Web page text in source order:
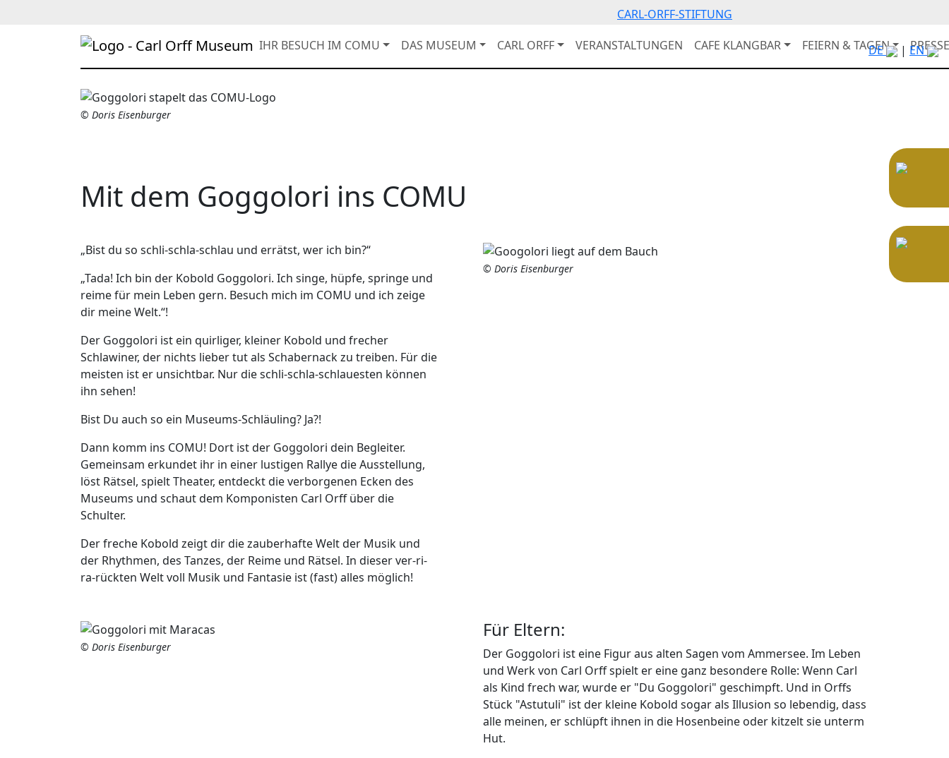
CARL-ORFF-STIFTUNG
IHR BESUCH IM COMU
DAS MUSEUM CARL ORFF VERANSTALTUNGEN CAFE KLANGBAR FEIERN & TAGEN
DE | EN
© Doris Eisenburger
Mit dem Goggolori ins COMU
„Bist du so schli-schla-schlau und errätst, wer ich bin?“
„Tada! Ich bin der Kobold Goggolori. Ich singe, hüpfe, springe und
reime für mein Leben gern. Besuch mich im COMU und ich zeige
dir meine Welt.“!
Der Goggolori ist ein quirliger, kleiner Kobold und frecher
Schlawiner, der nichts lieber tut als Schabernack zu treiben. Für die
meisten ist er unsichtbar. Nur die schli-schla-schlauesten können
ihn sehen!
Bist Du auch so ein Museums-Schläuling? Ja?!
Dann komm ins COMU! Dort ist der Goggolori dein Begleiter.
Gemeinsam erkundet ihr in einer lustigen Rallye die Ausstellung,
löst Rätsel, spielt Theater, entdeckt die verborgenen Ecken des
Museums und schaut dem Komponisten Carl Orff über die
Schulter.
Der freche Kobold zeigt dir die zauberhafte Welt der Musik und
der Rhythmen, des Tanzes, der Reime und Rätsel. In dieser ver-ri-
ra-rückten Welt voll Musik und Fantasie ist (fast) alles möglich!
© Doris Eisenburger
© Doris Eisenburger
Für Eltern:
Der Goggolori ist eine Figur aus alten Sagen vom Ammersee. Im Leben
und Werk von Carl Orff spielt er eine ganz besondere Rolle: Wenn Carl
als Kind frech war, wurde er "Du Goggolori" geschimpft. Und in Orffs
Stück "Astutuli" ist der kleine Kobold sogar als Illusion so lebendig, dass
alle meinen, er schlüpft ihnen in die Hosenbeine oder kitzelt sie unterm
Hut.